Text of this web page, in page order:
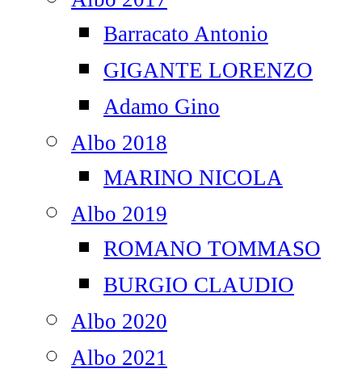
Barracato Antonio
GIGANTE LORENZO
Adamo Gino
Albo 2018
MARINO NICOLA
Albo 2019
ROMANO TOMMASO
BURGIO CLAUDIO
Albo 2020
Albo 2021